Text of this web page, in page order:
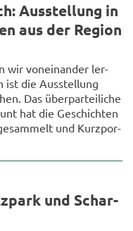
Aus­stel­lung in
aus der Re­gi­on
wir von­ein­an­der ler­
ist die Aus­stel­lung
Das über­par­tei­li­che
hat die Ge­schich­ten
und Kurz­por­
und Schar­